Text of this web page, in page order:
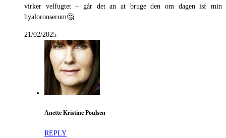
virker velfugtet – går det an at bruge den om dagen isf min
hyaloronserum🤔
21/02/2025
Anette Kristine Poulsen
REPLY